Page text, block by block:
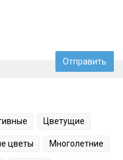
Цветущие
цветы Многолетние